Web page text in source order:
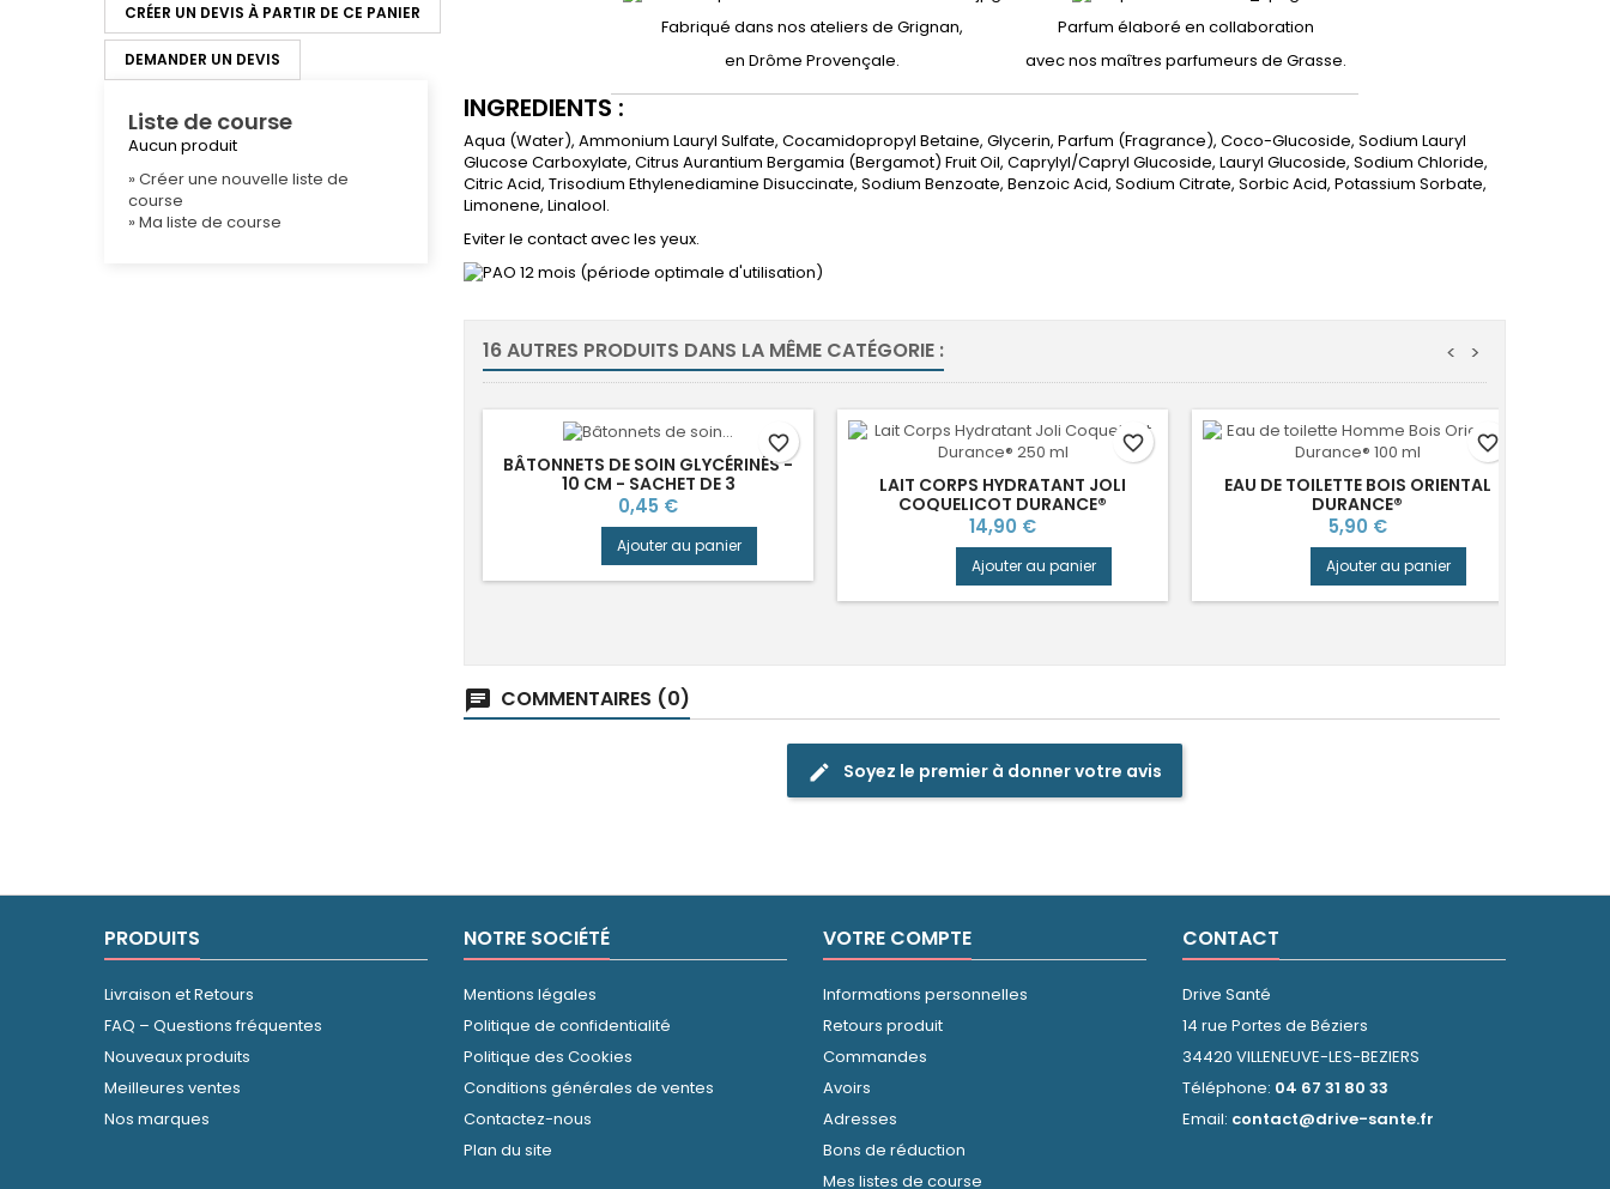
CRÉER UN DEVIS À PARTIR DE CE PANIER
DEMANDER UN DEVIS
Liste de course
Aucun produit
» Créer une nouvelle liste de
course
» Ma liste de course
Fabriqué dans nos ateliers de Grignan,
en Drôme Provençale.
Parfum élaboré en collaboration
avec nos maîtres parfumeurs de Grasse.
INGREDIENTS :
Aqua (Water), Ammonium Lauryl Sulfate, Cocamidopropyl Betaine, Glycerin, Parfum (Fragrance), Coco-Glucoside, Sodium Lauryl
Glucose Carboxylate, Citrus Aurantium Bergamia (Bergamot) Fruit Oil, Caprylyl/Capryl Glucoside, Lauryl Glucoside, Sodium Chloride,
Citric Acid, Trisodium Ethylenediamine Disuccinate, Sodium Benzoate, Benzoic Acid, Sodium Citrate, Sorbic Acid, Potassium Sorbate,
Limonene, Linalool.
Eviter le contact avec les yeux.
12 mois (période optimale d'utilisation)
16 AUTRES PRODUITS DANS LA MÊME CATÉGORIE : >
<
BÂTONNETS DE SOIN GLYCÉRINÉS -
10 CM - SACHET DE 3
Prix
0,45 €
Ajouter au panier
favorite_border
LAIT CORPS HYDRATANT JOLI
COQUELICOT DURANCE®
Prix
14,90 €
Ajouter au panier
favorite_border
EAU DE TOILETTE BOIS ORIENTAL
DURANCE®
Prix
5,90 €
Ajouter au panier
favorite_border
chat COMMENTAIRES (0)
edit Soyez le premier à donner votre avis
PRODUITS
Livraison et Retours
FAQ – Questions fréquentes
Nouveaux produits
Meilleures ventes
Nos marques
NOTRE SOCIÉTÉ
Mentions légales
Politique de confidentialité
Politique des Cookies
Conditions générales de ventes
Contactez-nous
Plan du site
VOTRE COMPTE
Informations personnelles
Retours produit
Commandes
Avoirs
Adresses
Bons de réduction
Mes listes de course
CONTACT
Drive Santé
14 rue Portes de Béziers
34420 VILLENEUVE-LES-BEZIERS
Téléphone: 04 67 31 80 33
Email: contact@drive-sante.fr